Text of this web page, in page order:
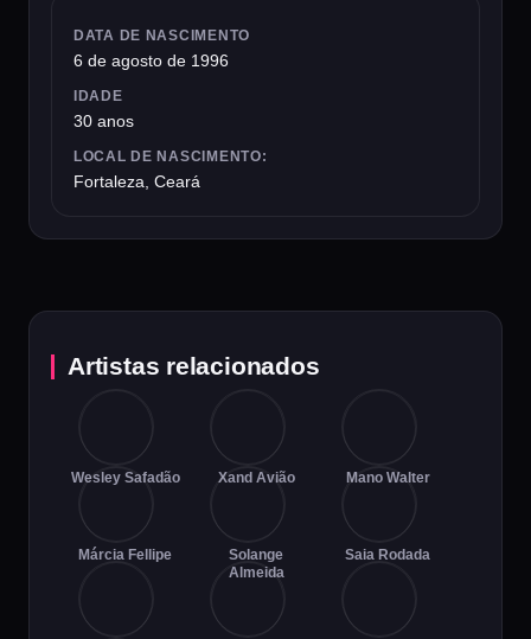
Artistas relacionados
Wesley Safadão Xand Avião Mano Walter
Márcia Fellipe
Solange
Almeida
Saia Rodada
DATA DE NASCIMENTO
6 de agosto de 1996
IDADE
30 anos
LOCAL DE NASCIMENTO:
Fortaleza, Ceará